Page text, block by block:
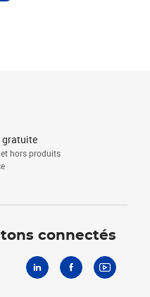
gratuite
hors produits
connectés